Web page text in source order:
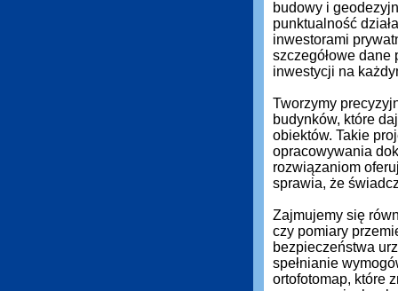
budowy i
punktualność
inwestorami
szczegółowe dane
inwestycji na
Tworzymy
budynków, które
obiektów. Takie
opracowywania
rozwiązaniom
sprawia, że
Zajmujemy się
czy pomiary
bezpieczeństwa
spełnianie
ortofotomap, które